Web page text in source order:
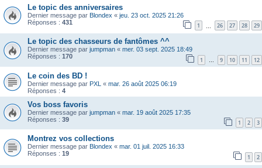
Le topic des anniversaires
Dernier message par Blondex « jeu. 23 oct. 2025 21:26
Réponses : 431 1 26 27 28 29
Le topic des chasseurs de fantômes ^^
Dernier message par jumpman « mer. 03 sept. 2025 18:49
Réponses : 170 1 … 9 10 11 12
Le coin des BD !
Dernier message par PXL « mar. 26 août 2025 06:19
Réponses : 4
Vos boss favoris
Dernier message par jumpman « mar. 19 août 2025 17:35
Réponses : 39 1 2 3
Montrez vos collections
Dernier message par Blondex « mar. 01 juil. 2025 16:33
Réponses : 19 1 2